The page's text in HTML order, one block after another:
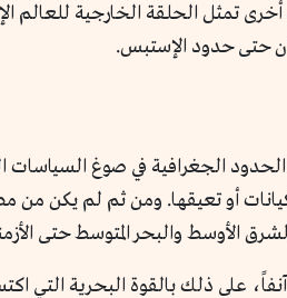
تمثل الحلقة الخارجية للعالم
حتى حدود الإستبس.
الجغرافية في صوغ السياسات
أو تعيقها. ومن ثم لم يكن من
الأوسط والبحر المتوسط حتى
على ذلك بالقوة البحرية التي